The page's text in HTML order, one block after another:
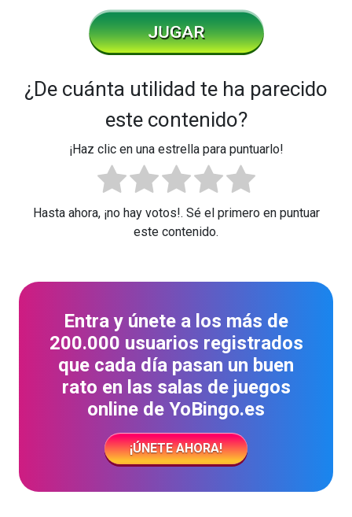
¿De cuánta utilidad te ha parecido
este contenido?
¡Haz clic en una estrella para puntuarlo!
Hasta ahora, ¡no hay votos!. Sé el primero en puntuar
este contenido.
Entra y únete a los más de
200.000 usuarios registrados
que cada día pasan un buen
rato en las salas de juegos
online de YoBingo.es
¡ÚNETE AHORA!